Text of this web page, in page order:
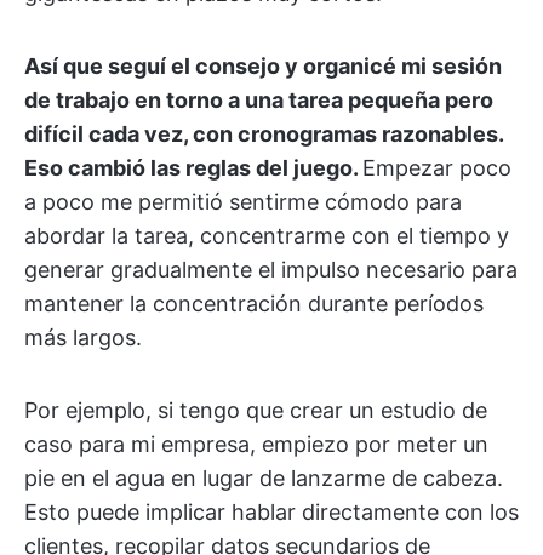
Así que seguí el consejo y organicé mi sesión
de trabajo en torno a una tarea pequeña pero
difícil cada vez, con cronogramas razonables.
Eso cambió las reglas del juego. Empezar poco
a poco me permitió sentirme cómodo para
abordar la tarea, concentrarme con el tiempo y
generar gradualmente el impulso necesario para
mantener la concentración durante períodos
más largos.
Por ejemplo, si tengo que crear un estudio de
caso para mi empresa, empiezo por meter un
pie en el agua en lugar de lanzarme de cabeza.
Esto puede implicar hablar directamente con los
clientes, recopilar datos secundarios de